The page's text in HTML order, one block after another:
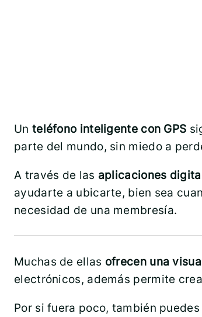
Un teléfono inteligente con GPS
parte del mundo, sin miedo a
A través de las aplicaciones
ayudarte a ubicarte, bien sea
necesidad de una membresía.
Muchas de ellas ofrecen una
electrónicos, además permite
Por si fuera poco, también puedes